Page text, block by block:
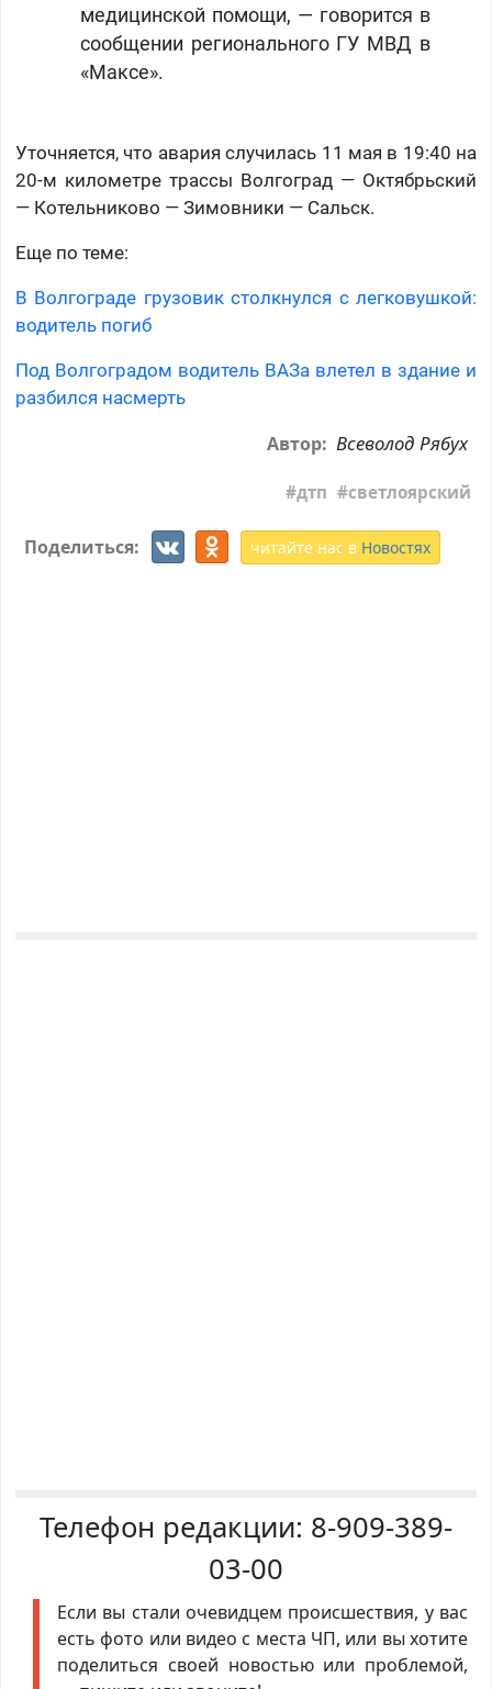
медицинской помощи, — говорится в
сообщении регионального ГУ МВД в
«Максе».
Уточняется, что авария случилась 11 мая в 19:40 на
20-м километре трассы Волгоград — Октябрьский
— Котельниково — Зимовники — Сальск.
Еще по теме:
В Волгограде грузовик столкнулся с легковушкой:
водитель погиб
Под Волгоградом водитель ВАЗа влетел в здание и
разбился насмерть
Автор: Всеволод Рябух
дтп светлоярский
Поделиться: читайте нас в Новостях
Телефон редакции: 8-909-389-
03-00
Если вы стали очевидцем происшествия, у вас
есть фото или видео с места ЧП, или вы хотите
поделиться своей новостью или проблемой,